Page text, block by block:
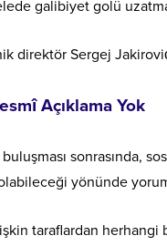
galibiyet golü
direktör Sergej
Açıklama Yok
buluşması sonrasında,
yönünde
taraflardan herhangi